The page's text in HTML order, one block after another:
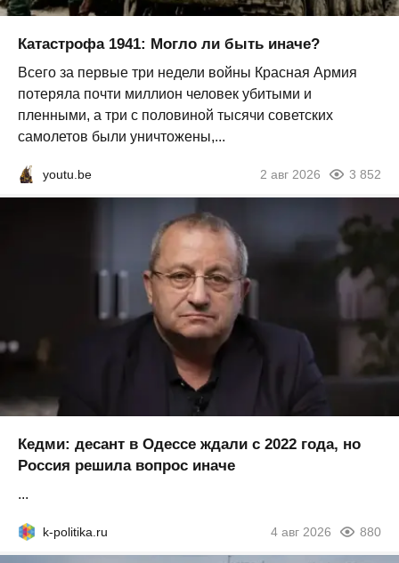
Катастрофа 1941: Могло ли быть иначе?
Всего за первые три недели войны Красная Армия
потеряла почти миллион человек убитыми и
пленными, а три с половиной тысячи советских
самолетов были уничтожены,...
youtu.be 2 авг 2026 3 852
Кедми: десант в Одессе ждали с 2022 года, но
Россия решила вопрос иначе
...
k-politika.ru 4 авг 2026 880